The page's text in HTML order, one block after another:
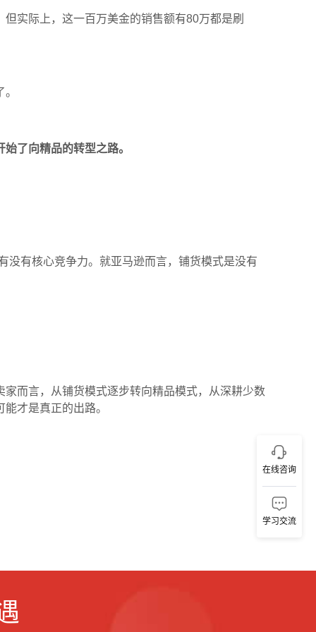
在线咨询
学习交流
实际上，这一百万美金的销售额有80万都是刷
了向精品的转型之路。
没有核心竞争力。 就亚马逊而言，铺货模式是没有
家而言，从铺货模式逐步转向精品模式，从深耕少数
能才是真正的出路。